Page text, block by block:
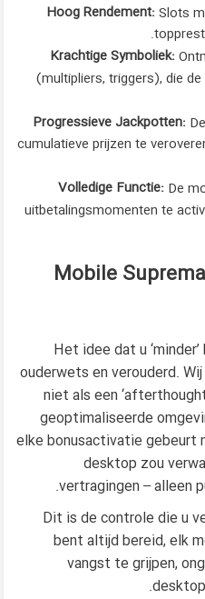
Hoog Rendement: Slots
Krachtige Symboliek:
(multipliers, triggers), die
Progressieve Jackpotten:
cumulatieve prijzen te
Volledige Functie: De
uitbetalingsmomenten te
Mobile
Het idee dat u
ouderwets en verouderd.
niet als een
geoptimaliseerde
elke bonusactivatie gebeurt
desktop zou
vertragingen – alleen
Dit is de controle die u
bent altijd bereid, elk
vangst te grijpen,